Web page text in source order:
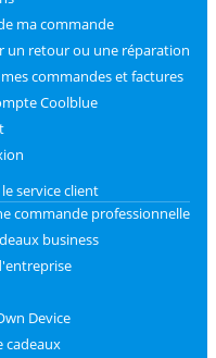
ma commande
un retour ou une réparation
commandes et factures
Coolblue
service client
commande professionnelle
business
Device
cadeaux